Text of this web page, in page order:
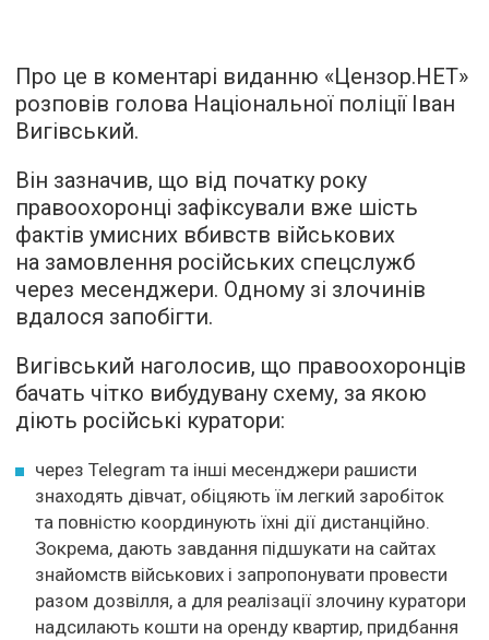
Про це в коментарі виданню «Цензор.НЕТ»
розповів голова Національної поліції Іван
Вигівський.
Він зазначив, що від початку року
правоохоронці зафіксували вже шість
фактів умисних вбивств військових
на замовлення російських спецслужб
через месенджери. Одному зі злочинів
вдалося запобігти.
Вигівський наголосив, що правоохоронців
бачать чітко вибудувану схему, за якою
діють російські куратори:
через Telegram та інші месенджери рашисти
знаходять дівчат, обіцяють їм легкий заробіток
та повністю координують їхні дії дистанційно.
Зокрема, дають завдання підшукати на сайтах
знайомств військових і запропонувати провести
разом дозвілля, а для реалізації злочину куратори
надсилають кошти на оренду квартир, придбання